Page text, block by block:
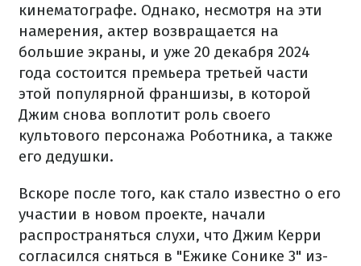
кинематографе. Однако, несмотря на эти
намерения, актер возвращается на
большие экраны, и уже 20 декабря 2024
года состоится премьера третьей части
этой популярной франшизы, в которой
Джим снова воплотит роль своего
культового персонажа Роботника, а также
его дедушки.
Вскоре после того, как стало известно о его
участии в новом проекте, начали
распространяться слухи, что Джим Керри
согласился сняться в "Ежике Сонике 3" из-